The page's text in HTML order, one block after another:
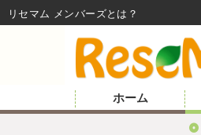
ホーム
リセマム メンバーズ